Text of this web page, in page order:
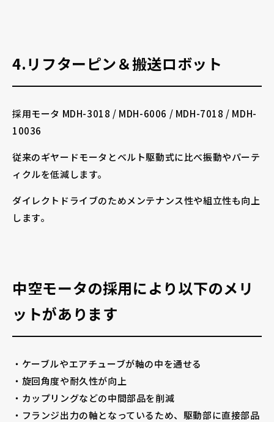
4.リフターピン＆搬送ロボット
採用モータ MDH-3018 / MDH-6006 / MDH-7018 / MDH-
10036
従来のギヤードモータとベルト駆動式に比べ振動やパーテ
ィクルを低減します。
ダイレクトドライブのためメンテナンス性や組立性も向上
します。
中空モータの採用により以下のメリ
ットがあります
・ケーブルやエアチューブが軸の中を通せる
・旋回角度や耐久性が向上
・カップリングなどの中間部品を削減
・フランジ出力の軸となっているため、駆動部に直接部品